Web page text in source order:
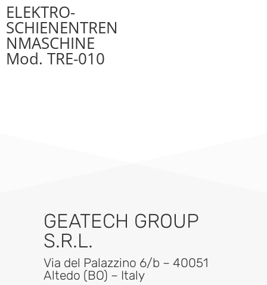
ELEKTRO-
SCHIENENTREN
NMASCHINE
Mod. TRE-010
GEATECH GROUP
S.R.L.
Via del Palazzino 6/b – 40051
Altedo (BO) – Italy